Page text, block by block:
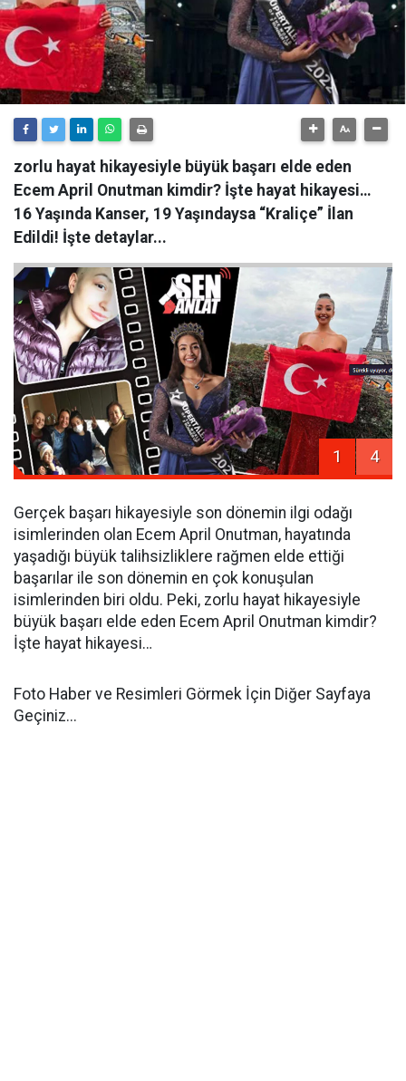
zorlu hayat hikayesiyle büyük başarı elde eden
Ecem April Onutman kimdir? İşte hayat hikayesi…
16 Yaşında Kanser, 19 Yaşındaysa “Kraliçe” İlan
Edildi! İşte detaylar...
1 4
Gerçek başarı hikayesiyle son dönemin ilgi odağı
isimlerinden olan Ecem April Onutman, hayatında
yaşadığı büyük talihsizliklere rağmen elde ettiği
başarılar ile son dönemin en çok konuşulan
isimlerinden biri oldu. Peki, zorlu hayat hikayesiyle
büyük başarı elde eden Ecem April Onutman kimdir?
İşte hayat hikayesi…
Foto Haber ve Resimleri Görmek İçin Diğer Sayfaya
Geçiniz...